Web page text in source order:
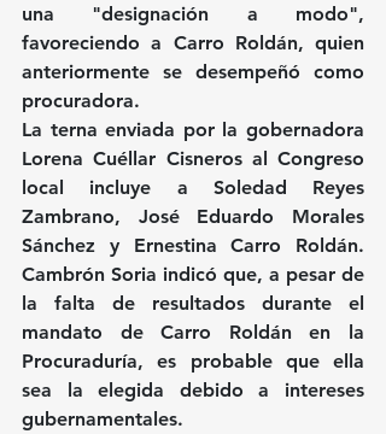
una "designación a modo",
favoreciendo a Carro Roldán, quien
anteriormente se desempeñó como
procuradora.
La terna enviada por la gobernadora
Lorena Cuéllar Cisneros al Congreso
local incluye a Soledad Reyes
Zambrano, José Eduardo Morales
Sánchez y Ernestina Carro Roldán.
Cambrón Soria indicó que, a pesar de
la falta de resultados durante el
mandato de Carro Roldán en la
Procuraduría, es probable que ella
sea la elegida debido a intereses
gubernamentales.